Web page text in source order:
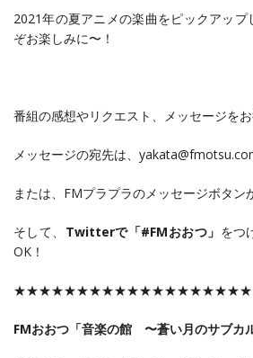
2021年の夏アニメの楽曲をピックアップ
ぞお楽しみに〜！
番組の感想やリクエスト、メッセージをお
メッセージの宛先は、
または、FMプラプラのメッセージボタン
そして、 Twitterで「#FMおおつ」 をつ
OK！
FMおおつ「音楽の館 〜蒼い月のサブカ